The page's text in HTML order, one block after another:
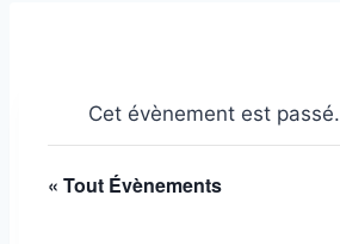
Cet évènement est passé.
« Tout Évènements